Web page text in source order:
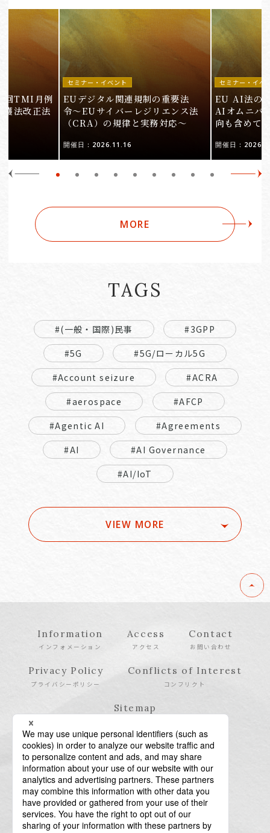
回TMI月例
護法改正法
セミナー・イベント
EUデジタル関連規制の重要法
令〜EUサイバーレジリエンス法
（CRA）の規律と実務対応〜
開催日：2026.11.16
セミナー・イベ
EU AI法の
AIオムニバ
向も含めて
開催日：
MORE
TAGS
#(一般・国際)民事
#3GPP
#5G
#5G/ローカル5G
#Account seizure
#ACRA
#aerospace
#AFCP
#Agentic AI
#Agreements
#AI
#AI Governance
#AI/IoT
VIEW MORE
Information
インフォメーション
Access
アクセス
Contact
お問い合わせ
Privacy Policy
プライバシーポリシー
Conflicts of Interest
コンフリクト
Sitemap